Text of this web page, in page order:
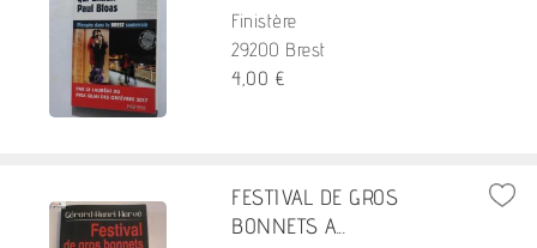
Finistère
29200 Brest
4,00 €
FESTIVAL DE GROS
BONNETS A...